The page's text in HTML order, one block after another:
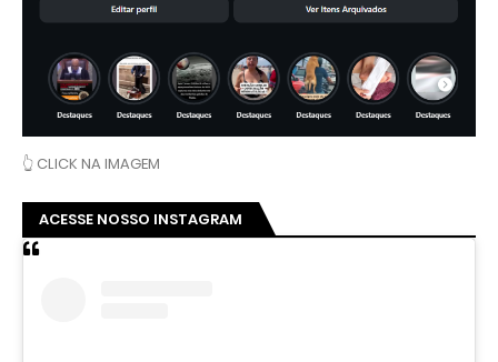
👆 CLICK NA IMAGEM
ACESSE NOSSO INSTAGRAM